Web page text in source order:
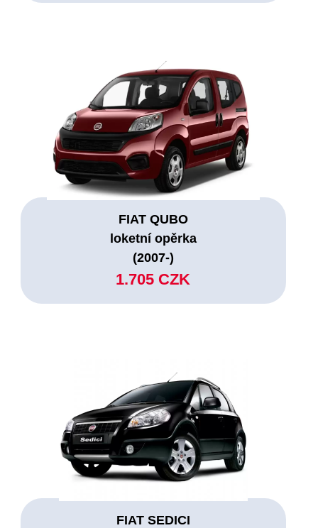
FIAT QUBO
loketní opěrka
(2007-)
1.705 CZK
FIAT SEDICI